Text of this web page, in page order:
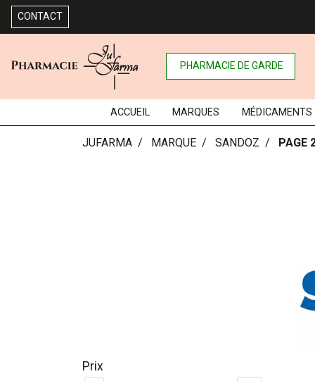
CONTACT
PHARMACIE DE GARDE
ACCUEIL MARQUES MÉDICAMENTS
JUFARMA MARQUE SANDOZ PAGE
Prix